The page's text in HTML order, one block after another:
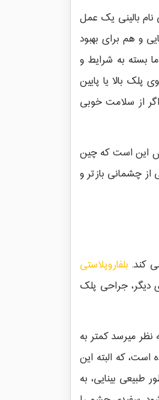
بالینی یک عمل
و هم برای بهبود
بسته به شرایط و
های ریز بر روی پلک بالا یا پایین
از سلامت خوبی
این است که چین
از چشمانی بازتر و
کند. بلفاروپلاستی
دیگر، جراحی پلک
نظر میرسد کمتر به
که البته این
طبیعی بینایی، به